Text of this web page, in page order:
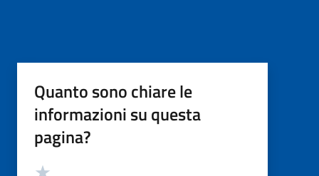
Quanto sono chiare le
informazioni su questa
pagina?
Valutazione